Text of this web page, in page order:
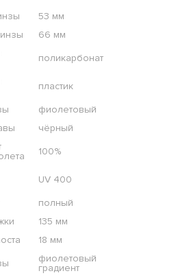
53 мм
66 мм
поликарбонат
пластик
фиолетовый
чёрный
100%
UV 400
полный
135 мм
18 мм
фиолетовый
градиент